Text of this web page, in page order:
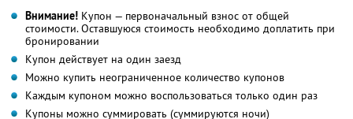
Внимание! Купон — первоначальный взнос от общей
стоимости. Оставшуюся стоимость необходимо доплатить при
бронировании
Купон действует на один заезд
Можно купить неограниченное количество купонов
Каждым купоном можно воспользоваться только один раз
Купоны можно суммировать (суммируются ночи)